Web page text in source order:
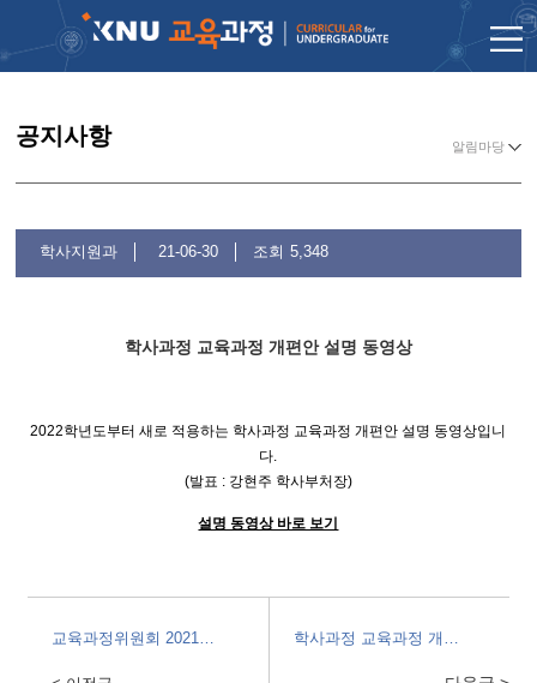
공지사항 알림마당
학사지원과 21-06-30 조회 5,348
학사과정 교육과정 개편안 설명 동영상
2022학년도부터 새로 적용하는 학사과정 교육과정 개편안 설명 동영상입니
다.
(발표 : 강현주 학사부처장)
설명 동영상 바로 보기